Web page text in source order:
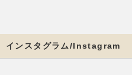
インスタグラム/Instagram